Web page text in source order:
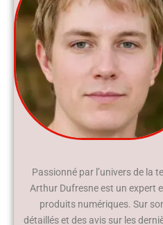
Passionné par l’univers de la
Arthur Dufresne est un expert
produits numériques. Sur
détaillés et des avis sur les